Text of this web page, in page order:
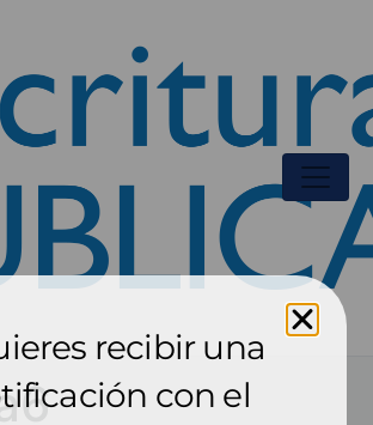
recibir una
con el